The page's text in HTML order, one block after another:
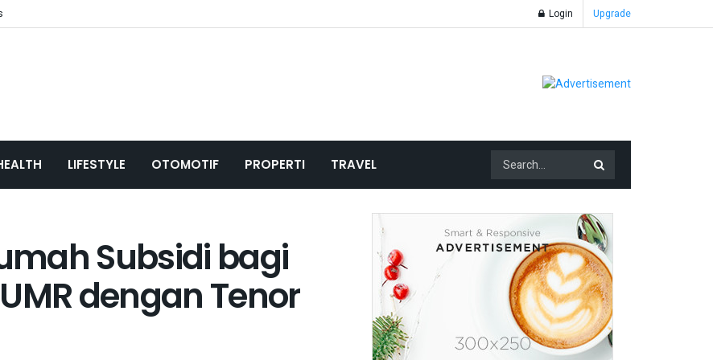
Login Upgrade
LIFESTYLE OTOMOTIF PROPERTI TRAVEL
Subsidi bagi
dengan Tenor